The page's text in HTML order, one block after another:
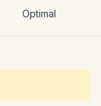
Optimal